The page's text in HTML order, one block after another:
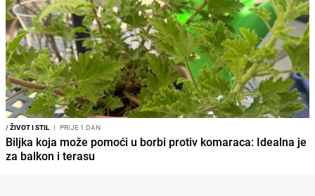
/ŽIVOT I STIL I PRIJE 1 DAN
Biljka koja može pomoći u borbi protiv komaraca: Idealna je
za balkon i terasu